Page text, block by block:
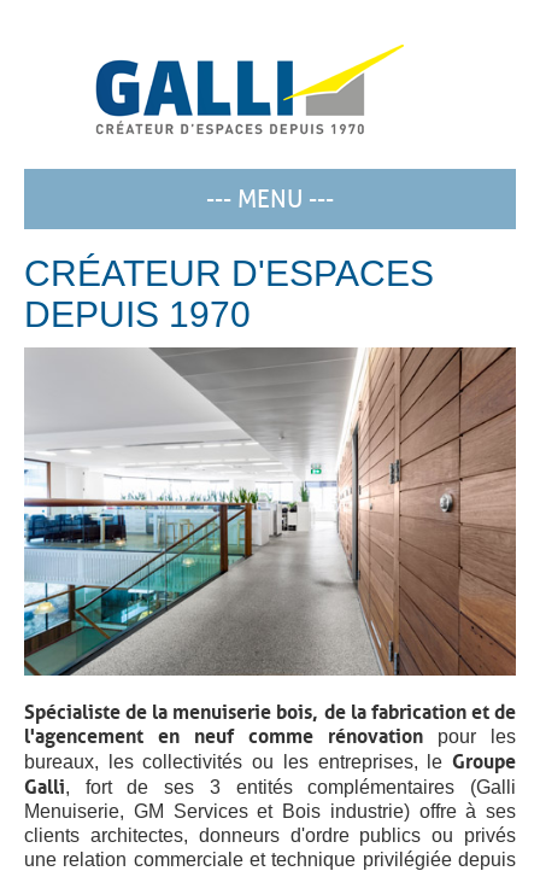
--- MENU ---
CRÉATEUR D'ESPACES
DEPUIS 1970
Spécialiste de la menuiserie bois, de la fabrication et de
l'agencement en neuf comme rénovation pour les
bureaux, les collectivités ou les entreprises, le Groupe
Galli, fort de ses 3 entités complémentaires (Galli
Menuiserie, GM Services et Bois industrie) offre à ses
clients architectes, donneurs d'ordre publics ou privés
une relation commerciale et technique privilégiée depuis